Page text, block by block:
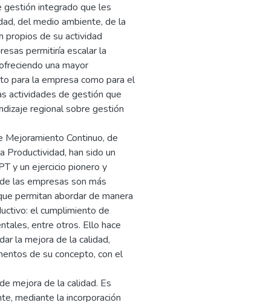
gestión integrado que les
del medio ambiente, de la
propios de su actividad
permitiría escalar la
una mayor
para la empresa como para el
actividades de gestión que
regional sobre gestión
Mejoramiento Continuo, de
Productividad, han sido un
y un ejercicio pionero y
las empresas son más
permitan abordar de manera
el cumplimiento de
entre otros. Ello hace
la mejora de la calidad,
de su concepto, con el
mejora de la calidad. Es
mediante la incorporación